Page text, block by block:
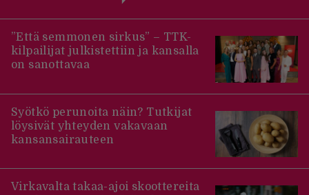
”Että semmonen sirkus” – TTK-
kilpailijat julkistettiin ja kansalla
on sanottavaa
Syötkö perunoita näin? Tutkijat
löysivät yhteyden vakavaan
kansansairauteen
Virkavalta takaa-ajoi skoottereita